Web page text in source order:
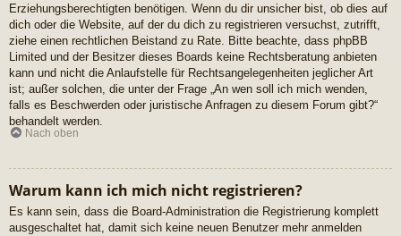
Erziehungsberechtigten benötigen. Wenn du dir unsicher bist, ob dies auf
dich oder die Website, auf der du dich zu registrieren versuchst, zutrifft,
ziehe einen rechtlichen Beistand zu Rate. Bitte beachte, dass phpBB
Limited und der Besitzer dieses Boards keine Rechtsberatung anbieten
kann und nicht die Anlaufstelle für Rechtsangelegenheiten jeglicher Art
ist; außer solchen, die unter der Frage „An wen soll ich mich wenden,
falls es Beschwerden oder juristische Anfragen zu diesem Forum gibt?“
behandelt werden.
Nach oben
Warum kann ich mich nicht registrieren?
Es kann sein, dass die Board-Administration die Registrierung komplett
ausgeschaltet hat, damit sich keine neuen Benutzer mehr anmelden